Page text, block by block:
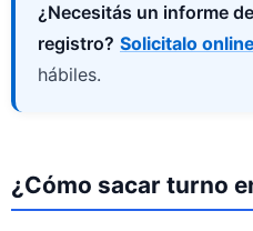
¿Necesitás un informe
registro? Solicitalo online
hábiles.
¿Cómo sacar turno